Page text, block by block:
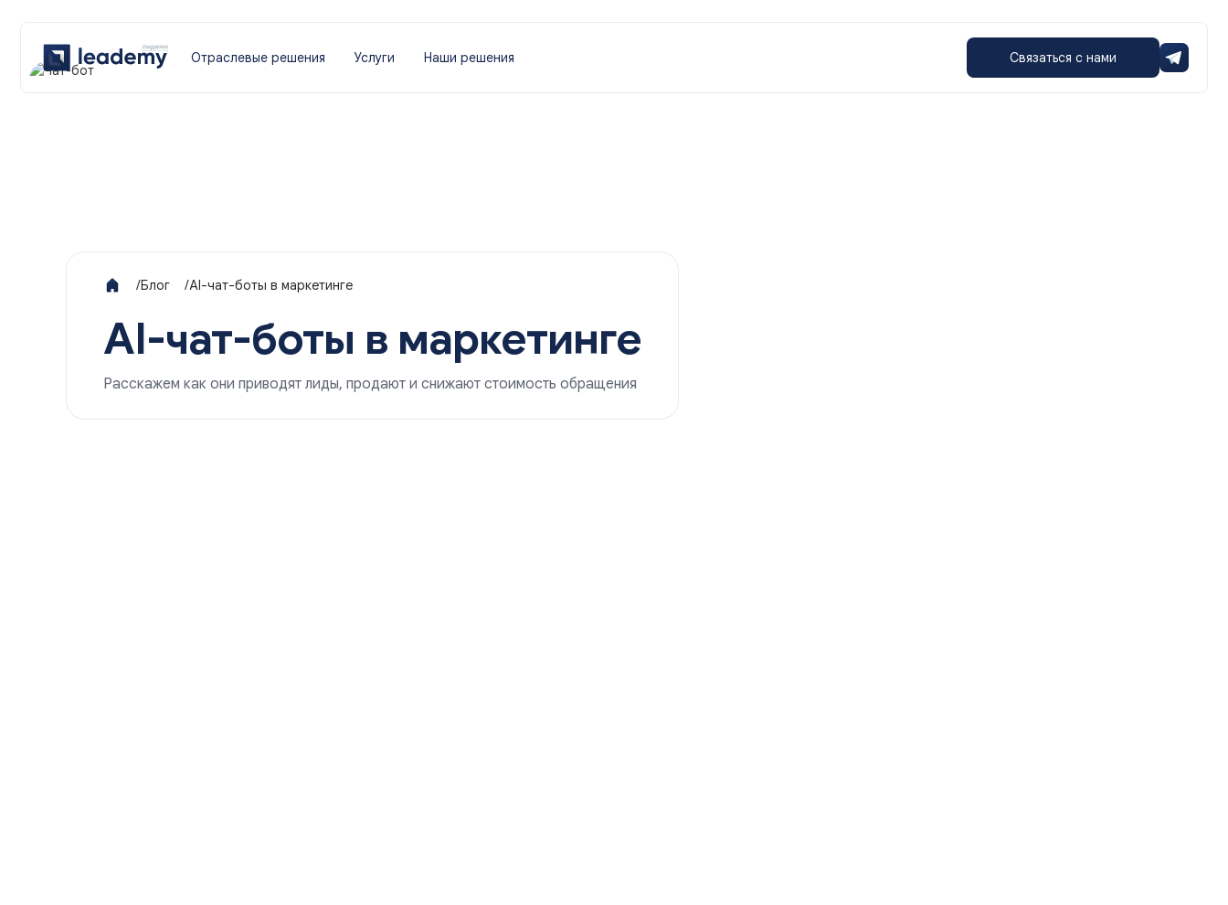
Отраслевые решения Услуги Наши решения Связаться с нами
/Блог /AI-чат-боты в маркетинге
AI-чат-боты в маркетинге
Расскажем как они приводят лиды, продают и снижают стоимость обращения